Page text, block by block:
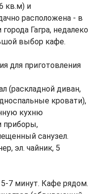
кв.м) и
расположена - в
Гагра, недалеко
выбор кафе.
для приготовления
(раскладной диван,
кровати),
кухню
приборы,
санузел.
эл. чайник, 5
7 минут. Кафе рядом.